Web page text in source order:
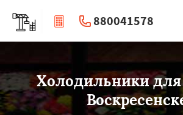
880041578
| Перезвоните
Холодильники для